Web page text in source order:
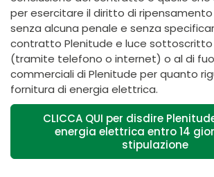
per esercitare il diritto di
senza alcuna penale e senza
contratto Plenitude e luce sottoscritto
(tramite telefono o internet) o al di
commerciali di Plenitude per quanto
fornitura di energia elettrica.
CLICCA QUI per disdire
energia elettrica entro 14
stipulazione